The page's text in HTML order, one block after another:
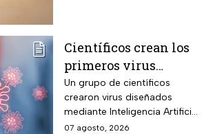
Científicos crean los
primeros virus
diseñados por la IA,
¿son peligrosos para
los humanos?
Un grupo de científicos
crearon virus diseñados
mediante Inteligencia Artificial
pero se han encendido las
07 agosto, 2026